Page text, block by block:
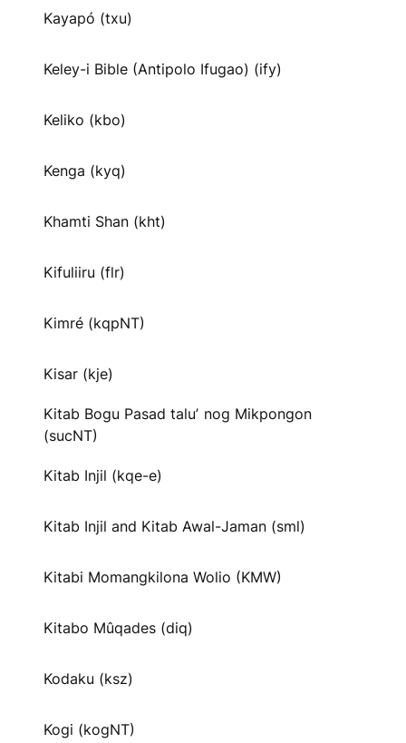
Kayapó (txu)
Keley-i Bible (Antipolo Ifugao) (ify)
Keliko (kbo)
Kenga (kyq)
Khamti Shan (kht)
Kifuliiru (flr)
Kimré (kqpNT)
Kisar (kje)
Kitab Bogu Pasad taluʼ nog Mikpongon
(sucNT)
Kitab Injil (kqe-e)
Kitab Injil and Kitab Awal-Jaman (sml)
Kitabi Momangkilona Wolio (KMW)
Kitabo Mûqades (diq)
Kodaku (ksz)
Kogi (kogNT)